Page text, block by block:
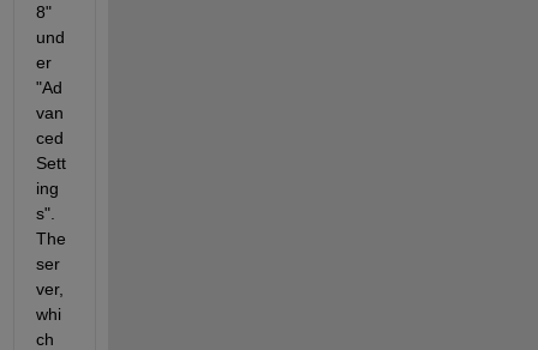
8"
und
er
"Ad
van
ced
Sett
ing
s".
The
ser
ver,
whi
ch